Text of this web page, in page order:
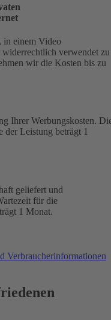
in einem Video
verwendet zu
wir die Kosten bis zu
Ihrer Werbungskosten.
der Leistung beträgt 1
geliefert und
für die
1 Monat.
Verbraucherinformationen